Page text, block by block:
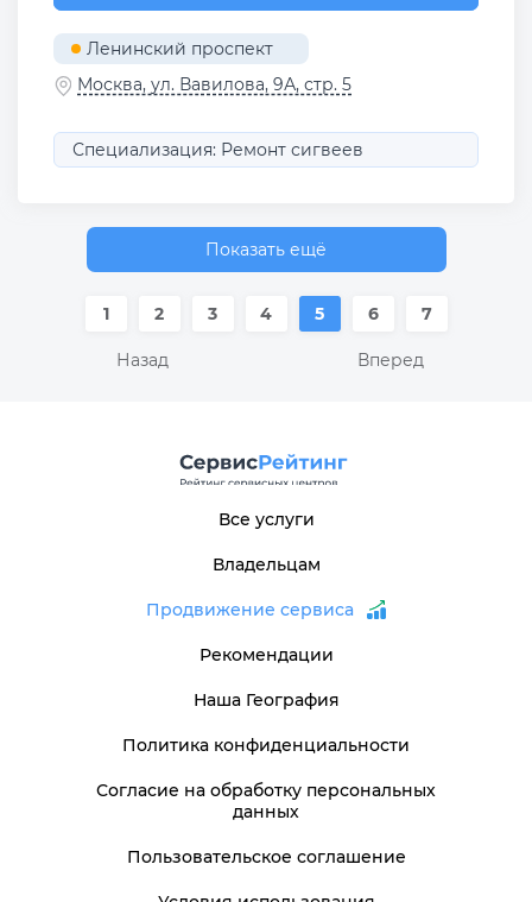
Ленинский проспект
Москва, ул. Вавилова, 9А, стр. 5
Специализация: Ремонт сигвеев
Показать ещё
Назад
1 2 3 4 5 6 7
Вперед
Все услуги
Владельцам
Продвижение сервиса
Рекомендации
Наша География
Политика конфиденциальности
Согласие на обработку персональных
данных
Пользовательское соглашение